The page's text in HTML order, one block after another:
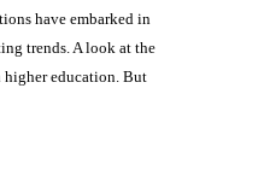
have embarked in
trends. A look at the
higher education. But